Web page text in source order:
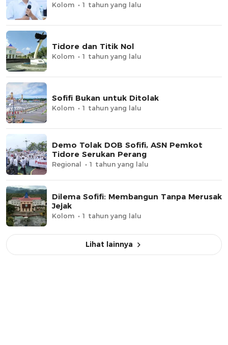
Kolom 1 tahun yang lalu
Tidore dan Titik Nol
Kolom 1 tahun yang lalu
Sofifi Bukan untuk Ditolak
Kolom 1 tahun yang lalu
Demo Tolak DOB Sofifi, ASN Pemkot
Tidore Serukan Perang
Regional 1 tahun yang lalu
Dilema Sofifi: Membangun Tanpa Merusak
Jejak
Kolom 1 tahun yang lalu
Lihat lainnya